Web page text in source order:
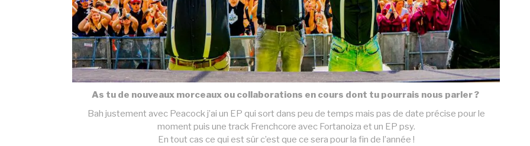
As tu de nouveaux morceaux ou collaborations en cours dont tu pourrais nous parler ?
Bah justement avec Peacock j’ai un EP qui sort dans peu de temps mais pas de date précise pour le
moment puis une track Frenchcore avec Fortanoiza et un EP psy.
En tout cas ce qui est sûr c’est que ce sera pour la fin de l’année !